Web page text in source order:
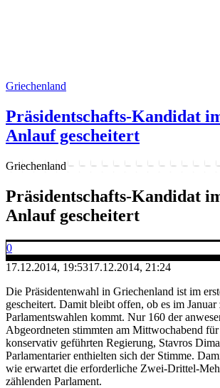
Griechenland
Präsidentschafts-Kandidat
Anlauf gescheitert
Griechenland
Präsidentschafts-Kandidat
Anlauf gescheitert
0
17.12.2014, 19:5317.12.2014, 21:24
Die Präsidentenwahl in Griechenland ist im
gescheitert. Damit bleibt offen, ob es im Januar
Parlamentswahlen kommt. Nur 160 der
Abgeordneten stimmten am Mittwochabend
konservativ geführten Regierung, Stavros
Parlamentarier enthielten sich der Stimme.
wie erwartet die erforderliche Zwei-Drittel-
zählenden Parlament.